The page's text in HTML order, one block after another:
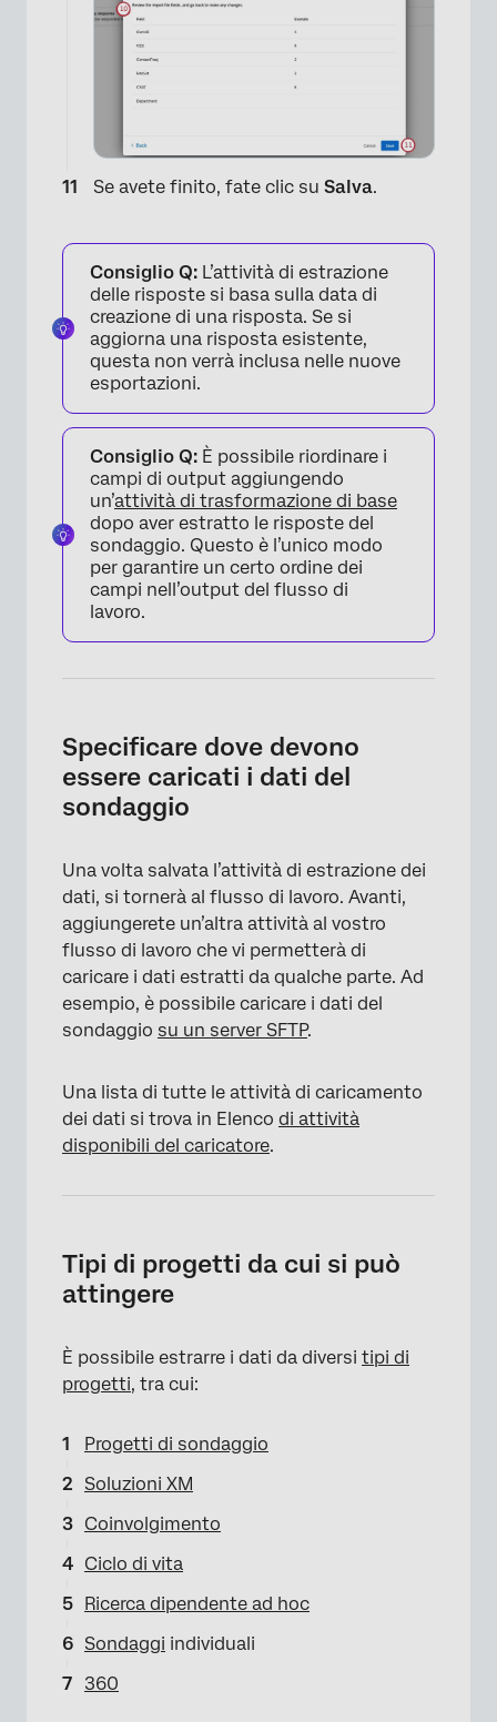
Se avete finito, fate clic su Salva.
Consiglio Q: L’attività di estrazione
delle risposte si basa sulla data di
creazione di una risposta. Se si
aggiorna una risposta esistente,
questa non verrà inclusa nelle nuove
esportazioni.
Consiglio Q: È possibile riordinare i
campi di output aggiungendo
un’attività di trasformazione di base
dopo aver estratto le risposte del
sondaggio. Questo è l’unico modo
per garantire un certo ordine dei
campi nell’output del flusso di
lavoro.
Specificare dove devono
essere caricati i dati del
sondaggio
Una volta salvata l’attività di estrazione dei
dati, si tornerà al flusso di lavoro. Avanti,
aggiungerete un’altra attività al vostro
flusso di lavoro che vi permetterà di
caricare i dati estratti da qualche parte. Ad
esempio, è possibile caricare i dati del
sondaggio su un server SFTP.
Una lista di tutte le attività di caricamento
dei dati si trova in Elenco di attività
disponibili del caricatore.
Tipi di progetti da cui si può
attingere
È possibile estrarre i dati da diversi tipi di
progetti, tra cui:
Progetti di sondaggio
Soluzioni XM
Coinvolgimento
Ciclo di vita
Ricerca dipendente ad hoc
Sondaggi individuali
360